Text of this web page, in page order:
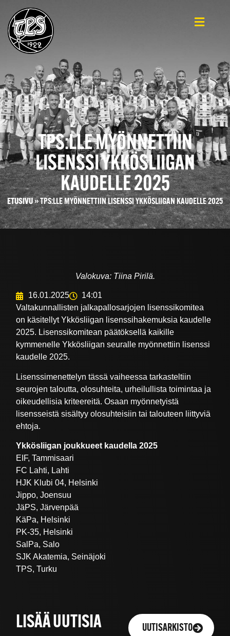
TPS:LLE MYÖNNETTIIN
LISENSSI YKKÖSLIIGAN
KAUDELLE 2025
ETUSIVU»TPS:LLE MYÖNNETTIIN LISENSSI YKKÖSLIIGAN KAUDELLE 2025
Valokuva: Tiina Pirilä.
16.01.2025
14:01
Valtakunnallisten jalkapallosarjojen lisenssikomitea
on käsitellyt Ykkösliigan lisenssihakemuksia kaudelle
2025. Lisenssikomitean päätöksellä kaikille
kymmenelle Ykkösliigan seuralle myönnettiin lisenssi
kaudelle 2025.
Lisenssimenettelyn tässä vaiheessa tarkasteltiin
seurojen taloutta, olosuhteita, urheilullista toimintaa ja
oikeudellisia kriteereitä. Osaan myönnetyistä
lisensseistä sisältyy olosuhteisiin tai talouteen liittyviä
ehtoja.
Ykkösliigan joukkueet kaudella 2025
EIF, Tammisaari
FC Lahti, Lahti
HJK Klubi 04, Helsinki
Jippo, Joensuu
JäPS, Järvenpää
KäPa, Helsinki
PK-35, Helsinki
SalPa, Salo
SJK Akatemia, Seinäjoki
TPS, Turku
LISÄÄ UUTISIA UUTISARKISTO